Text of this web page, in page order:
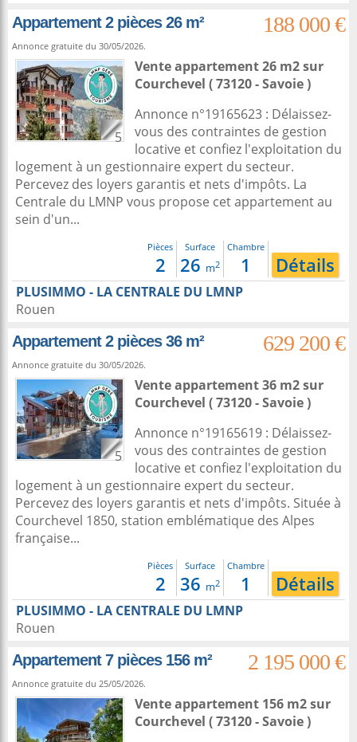
Appartement 2 pièces 26 m²
188 000 €
Annonce gratuite du 30/05/2026.
5
Vente appartement 26 m2sur
Courchevel ( 73120 - Savoie )
Annonce n°19165623 : Délaissez-
vous des contraintes de gestion
locative et confiez l'exploitation du
logement à un gestionnaire expert du secteur.
Percevez des loyers garantis et nets d'impôts. La
Centrale du LMNP vous propose cet appartement au
sein d'un...
Pièces
2
Surface
26 m2
Chambre
1 Détails
PLUSIMMO - LA CENTRALE DU LMNP
Rouen
Appartement 2 pièces 36 m²
629 200 €
Annonce gratuite du 30/05/2026.
5
Vente appartement 36 m2sur
Courchevel ( 73120 - Savoie )
Annonce n°19165619 : Délaissez-
vous des contraintes de gestion
locative et confiez l'exploitation du
logement à un gestionnaire expert du secteur.
Percevez des loyers garantis et nets d'impôts. Située à
Courchevel 1850, station emblématique des Alpes
française...
Pièces
2
Surface
36 m2
Chambre
1 Détails
PLUSIMMO - LA CENTRALE DU LMNP
Rouen
Appartement 7 pièces 156 m²
2 195 000 €
Annonce gratuite du 25/05/2026.
Vente appartement 156 m2sur
Courchevel ( 73120 - Savoie )